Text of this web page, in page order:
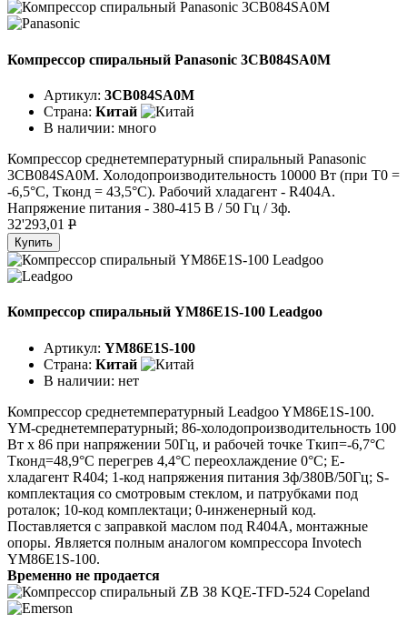
Компрессор спиральный Panasonic 3CB084SA0M
Артикул: 3CB084SA0M
Страна: Китай
В наличии: много
Компрессор среднетемпературный спиральный Panasonic
3CB084SA0M. Холодопроизводительность 10000 Вт (при T0 =
-6,5°C, Tконд = 43,5°C). Рабочий хладагент - R404A.
Напряжение питания - 380-415 В / 50 Гц / 3ф.
32'293,01 P
Купить
Компрессор спиральный YM86E1S-100 Leadgoo
Артикул: YM86E1S-100
Страна: Китай
В наличии: нет
Компрессор среднетемпературный Leadgoo YM86E1S-100.
YM-среднетемпературный; 86-холодопроизводительность 100
Вт x 86 при напряжении 50Гц, и рабочей точке Tкип=-6,7°C
Tконд=48,9°C перегрев 4,4°C переохлаждение 0°C; E-
хладагент R404; 1-код напряжения питания 3ф/380В/50Гц; S-
комплектация со смотровым стеклом, и патрубками под
роталок; 10-код комплектаци; 0-инженерный код.
Поставляется с заправкой маслом под R404A, монтажные
опоры. Является полным аналогом компрессора Invotech
YM86E1S-100.
Временно не продается